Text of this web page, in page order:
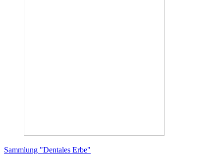
Sammlung "Dentales Erbe"